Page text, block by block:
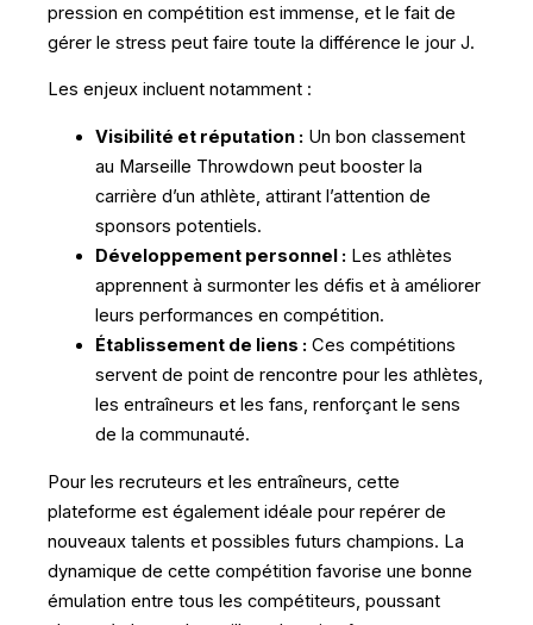
pression en compétition est immense, et le fait de
gérer le stress peut faire toute la différence le jour J.
Les enjeux incluent notamment :
Visibilité et réputation : Un bon classement
au Marseille Throwdown peut booster la
carrière d’un athlète, attirant l’attention de
sponsors potentiels.
Développement personnel : Les athlètes
apprennent à surmonter les défis et à améliorer
leurs performances en compétition.
Établissement de liens : Ces compétitions
servent de point de rencontre pour les athlètes,
les entraîneurs et les fans, renforçant le sens
de la communauté.
Pour les recruteurs et les entraîneurs, cette
plateforme est également idéale pour repérer de
nouveaux talents et possibles futurs champions. La
dynamique de cette compétition favorise une bonne
émulation entre tous les compétiteurs, poussant